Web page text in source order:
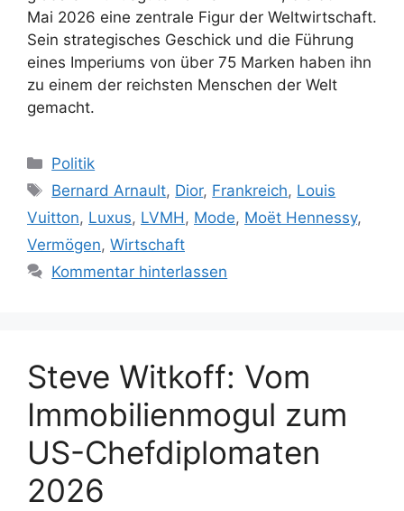
Mai 2026 eine zentrale Figur der Weltwirtschaft.
Sein strategisches Geschick und die Führung
eines Imperiums von über 75 Marken haben ihn
zu einem der reichsten Menschen der Welt
gemacht.
Kategorien
Politik
Schlagwörter
Bernard Arnault, Dior, Frankreich, Louis
Vuitton, Luxus, LVMH, Mode, Moët Hennessy,
Vermögen, Wirtschaft
Kommentar hinterlassen
Steve Witkoff: Vom
Immobilienmogul zum
US-Chefdiplomaten
2026